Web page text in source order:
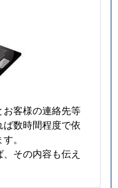
客様の連絡先等
数時間程度で依
。
その内容も伝え